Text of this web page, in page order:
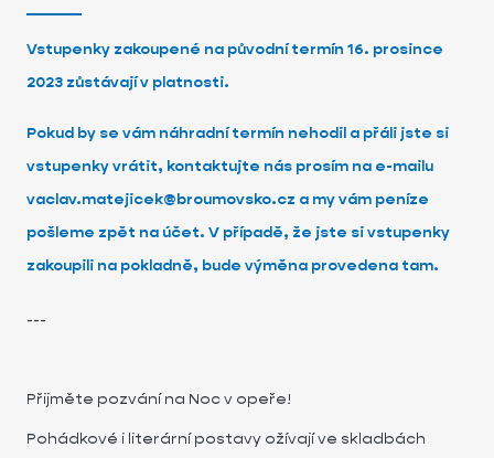
Vstupenky zakoupené na původní termín 16. prosince
2023 zůstávají v platnosti.
Pokud by se vám náhradní termín nehodil a přáli jste si
vstupenky vrátit, kontaktujte nás prosím na e-mailu
vaclav.matejicek@broumovsko.cz a my vám peníze
pošleme zpět na účet. V případě, že jste si vstupenky
zakoupili na pokladně, bude výměna provedena tam.
---
Přijměte pozvání na Noc v opeře!
Pohádkové i literární postavy ožívají ve skladbách